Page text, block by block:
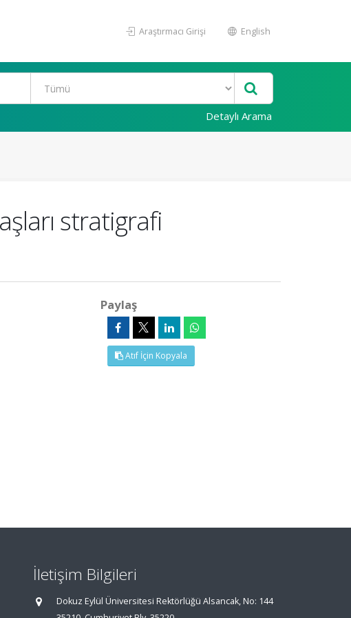
Araştırmacı Girişi English
Detaylı Arama
stratigrafi
Paylaş
Atıf İçin Kopyala
İletişim Bilgileri
Dokuz Eylül Üniversitesi Rektörlüğü Alsancak, No: 144